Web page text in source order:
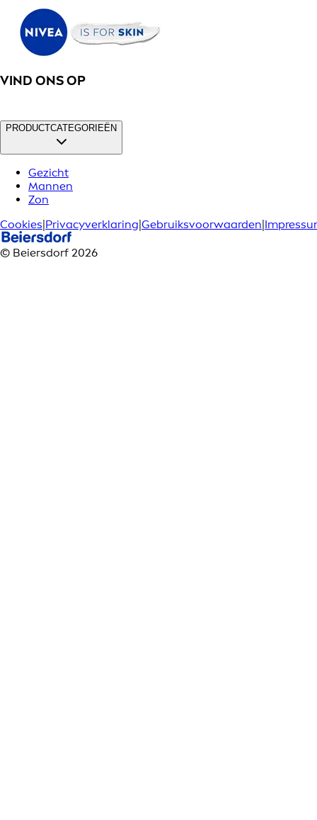
VIND ONS OP
PRODUCTCATEGORIEËN
Gezicht
Mannen
Zon
Cookies|Privacyverklaring|Gebruiksvoorwaarden|
© Beiersdorf 2026